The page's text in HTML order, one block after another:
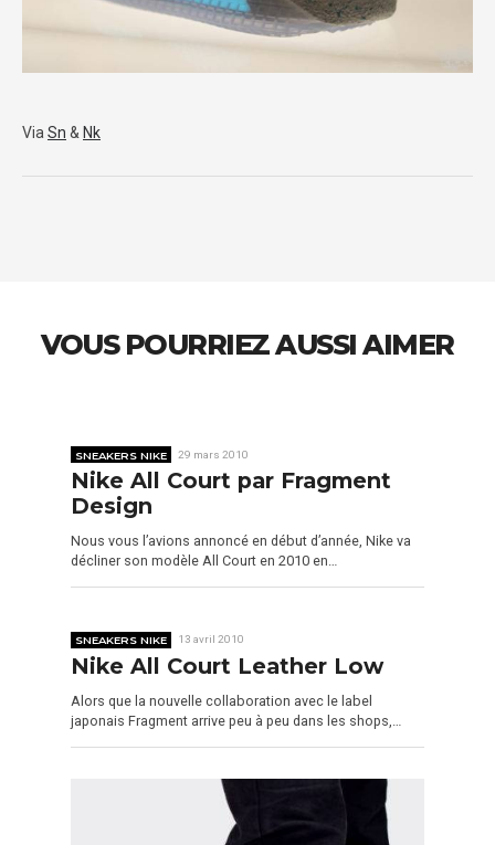
Via Sn & Nk
VOUS POURRIEZ AUSSI AIMER
SNEAKERS NIKE 29 mars 2010
Nike All Court par Fragment
Design
Nous vous l’avions annoncé en début d’année, Nike va
décliner son modèle All Court en 2010 en…
SNEAKERS NIKE 13 avril 2010
Nike All Court Leather Low
Alors que la nouvelle collaboration avec le label
japonais Fragment arrive peu à peu dans les shops,…